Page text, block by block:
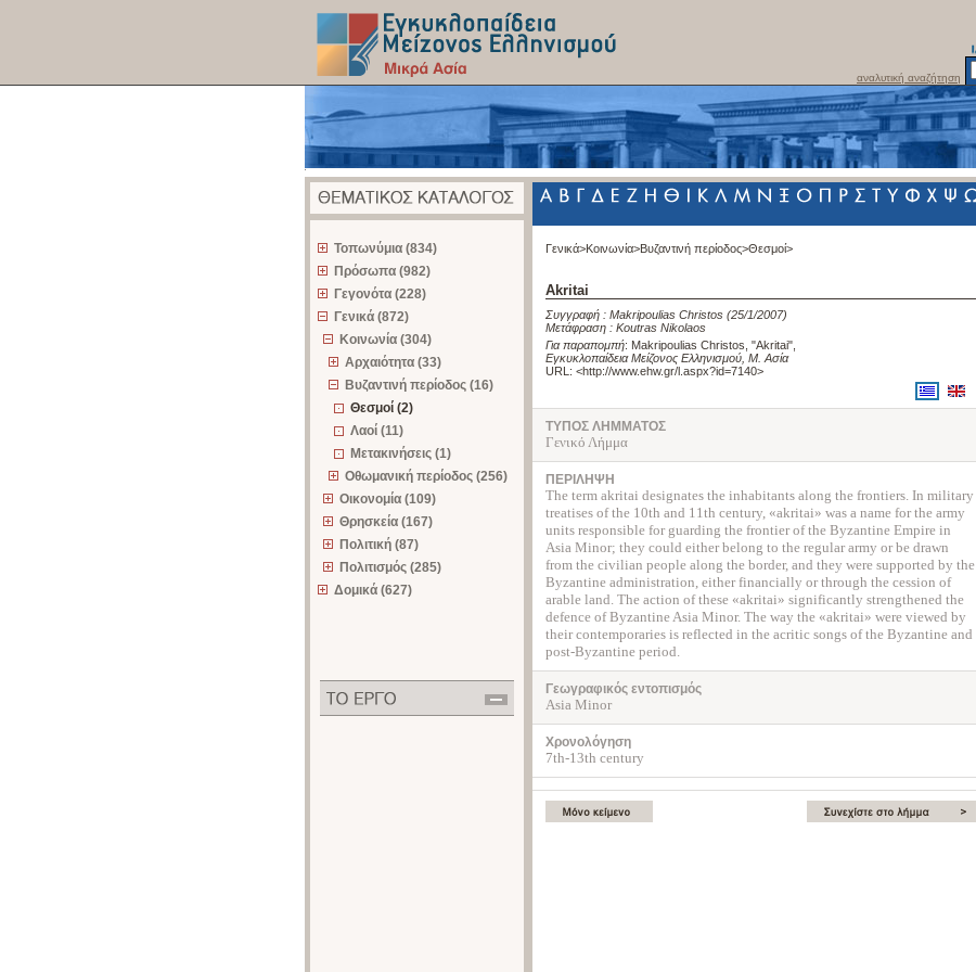
αναλυτική αναζήτηση
Τοπωνύμια (834)
Πρόσωπα (982)
Γεγονότα (228)
Γενικά (872)
Κοινωνία (304)
Αρχαιότητα (33)
Βυζαντινή περίοδος (16)
Θεσμοί (2)
Λαοί (11)
Μετακινήσεις (1)
Οθωμανική περίοδος (256)
Οικονομία (109)
Θρησκεία (167)
Πολιτική (87)
Πολιτισμός (285)
Δομικά (627)
Γενικά>Κοινωνία>Βυζαντινή περίοδος>Θεσμοί>
Akritai
Συγγραφή : Makripoulias Christos (25/1/2007)
Μετάφραση : Koutras Nikolaos
Για παραπομπή: Makripoulias Christos, "Akritai"
Εγκυκλοπαίδεια Μείζονος Ελληνισμού, Μ. Ασία
URL: <http://www.ehw.gr/l.aspx?id=7140>
ΤΥΠΟΣ ΛΗΜΜΑΤΟΣ
Γενικό Λήμμα
ΠΕΡΙΛΗΨΗ
The term akritai designates the inhabitants along the frontiers. In military
treatises of the 10th and 11th century, «akritai» was a name for the army
units responsible for guarding the frontier of the Byzantine Empire in
Asia Minor; they could either belong to the regular army or be drawn
from the civilian people along the border, and they were supported by the
Byzantine administration, either financially or through the cession of
arable land. The action of these «akritai» significantly strengthened the
defence of Byzantine Asia Minor. The way the «akritai» were viewed by
their contemporaries is reflected in the acritic songs of the Byzantine and
post-Byzantine period.
Γεωγραφικός εντοπισμός
Asia Minor
Χρονολόγηση
7th-13th century